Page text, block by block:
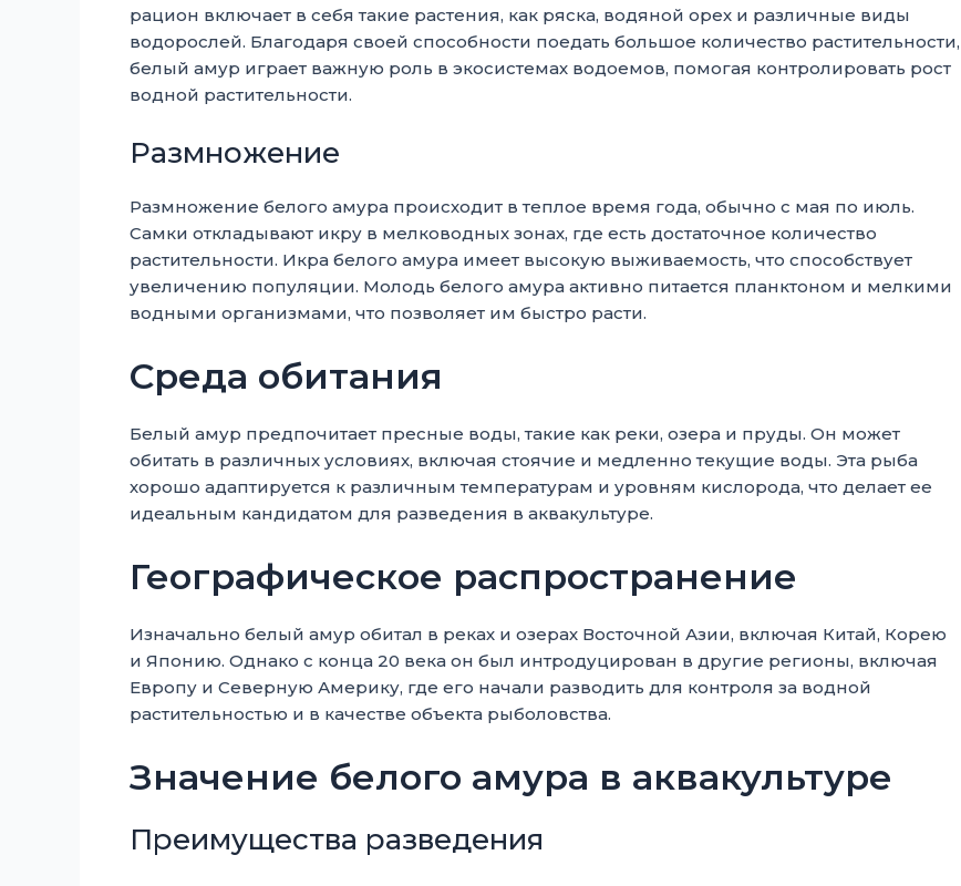
рацион включает в себя такие растения, как ряска, водяной орех и различные виды
водорослей. Благодаря своей способности поедать большое количество растительности,
белый амур играет важную роль в экосистемах водоемов, помогая контролировать рост
водной растительности.
Размножение
Размножение белого амура происходит в теплое время года, обычно с мая по июль.
Самки откладывают икру в мелководных зонах, где есть достаточное количество
растительности. Икра белого амура имеет высокую выживаемость, что способствует
увеличению популяции. Молодь белого амура активно питается планктоном и мелкими
водными организмами, что позволяет им быстро расти.
Среда обитания
Белый амур предпочитает пресные воды, такие как реки, озера и пруды. Он может
обитать в различных условиях, включая стоячие и медленно текущие воды. Эта рыба
хорошо адаптируется к различным температурам и уровням кислорода, что делает ее
идеальным кандидатом для разведения в аквакультуре.
Географическое распространение
Изначально белый амур обитал в реках и озерах Восточной Азии, включая Китай, Корею
и Японию. Однако с конца 20 века он был интродуцирован в другие регионы, включая
Европу и Северную Америку, где его начали разводить для контроля за водной
растительностью и в качестве объекта рыболовства.
Значение белого амура в аквакультуре
Преимущества разведения